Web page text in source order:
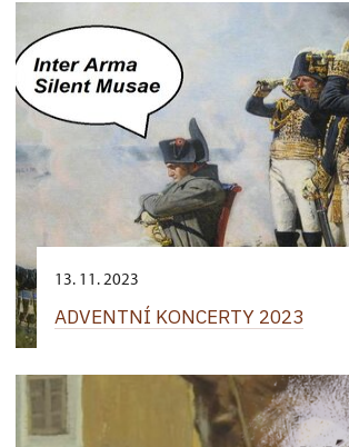
13. 11. 2023
ADVENTNÍ KONCERTY 2023